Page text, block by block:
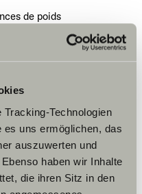
Technologien
uns ermöglichen, das
auszuwerten und
haben wir Inhalte
die ihren Sitz in den
de poids
déploie de gros
incompressible les
d’un point de
être totalement exclus
Le poids réel du
la tolérance admissible
pesée de chaque